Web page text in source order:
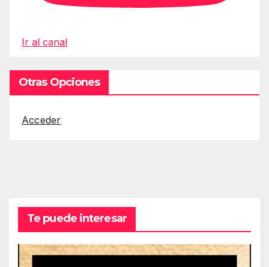
Ir al canal
Otras Opciones
Acceder
Te puede interesar